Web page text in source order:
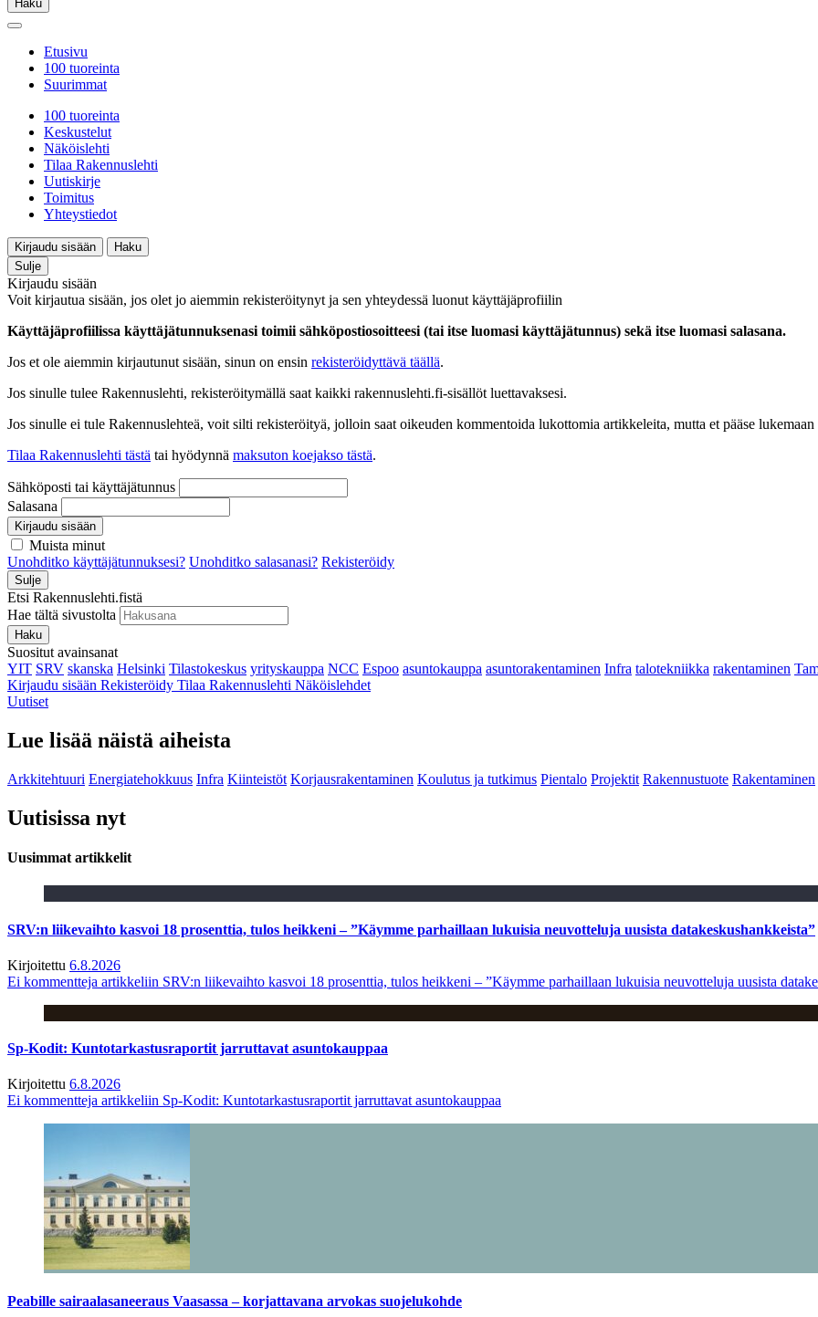
Haku
Etusivu
100 tuoreinta
Suurimmat
100 tuoreinta
Keskustelut
Näköislehti
Tilaa Rakennuslehti
Uutiskirje
Toimitus
Yhteystiedot
Kirjaudu sisään
Haku
Sulje
Kirjaudu sisään
Voit kirjautua sisään, jos olet jo aiemmin rekisteröitynyt ja sen yhteydessä luonut käyttäjäprofiilin
Käyttäjäprofiilissa käyttäjätunnuksenasi toimii sähköpostiosoitteesi (tai itse luomasi käyttäjätunnus) sekä itse luomasi salasana.
Jos et ole aiemmin kirjautunut sisään, sinun on ensin rekisteröidyttävä täällä.
Jos sinulle tulee Rakennuslehti, rekisteröitymällä saat kaikki rakennuslehti.fi-sisällöt luettavaksesi.
Jos sinulle ei tule Rakennuslehteä, voit silti rekisteröityä, jolloin saat oikeuden kommentoida lukottomia artikkeleita, mutta et pääse
Tilaa Rakennuslehti tästä tai hyödynnä maksuton koejakso tästä.
Sähköposti tai käyttäjätunnus
Salasana
Kirjaudu sisään
Muista minut
Unohditko käyttäjätunnuksesi? Unohditko salasanasi? Rekisteröidy
Sulje
Etsi Rakennuslehti.fistä
Hae tältä sivustolta
Haku
Suositut avainsanat
YIT SRV skanska Helsinki Tilastokeskus yrityskauppa NCC Espoo asuntokauppa asuntorakentaminen Infra talotekniikka rakentaminen
Kirjaudu sisään Rekisteröidy Tilaa Rakennuslehti Näköislehdet
Uutiset
Lue lisää näistä aiheista
Arkkitehtuuri Energiatehokkuus Infra Kiinteistöt Korjausrakentaminen Koulutus ja tutkimus Pientalo Projektit Rakennustuote Rakentaminen
Uutisissa nyt
Uusimmat artikkelit
SRV:n liikevaihto kasvoi 18 prosenttia, tulos heikkeni – ”Käymme parhaillaan lukuisia neuvotteluja uusista datakeskushankkeista”
Kirjoitettu 6.8.2026
Ei kommentteja artikkeliin SRV:n liikevaihto kasvoi 18 prosenttia, tulos heikkeni – ”Käymme parhaillaan lukuisia neuvotteluja uusista
Sp-Kodit: Kuntotarkastusraportit jarruttavat asuntokauppaa
Kirjoitettu 6.8.2026
Ei kommentteja artikkeliin Sp-Kodit: Kuntotarkastusraportit jarruttavat asuntokauppaa
Peabille sairaalasaneeraus Vaasassa – korjattavana arvokas suojelukohde